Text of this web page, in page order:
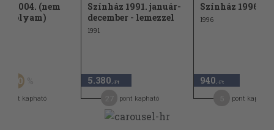
2004. (nem
50
pont kapható
Színház 1991. január-
december - lemezzel
1991
5.380 ,-Ft
pont kapható
Színház 1996.
1996
940 ,-Ft
pont kapható